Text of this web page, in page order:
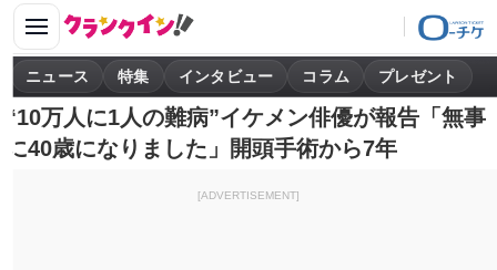
ニュース 特集 インタビュー コラム プレゼント
“10万人に1人の難病”イケメン俳優が報告「無事
に40歳になりました」開頭手術から7年
[ADVERTISEMENT]